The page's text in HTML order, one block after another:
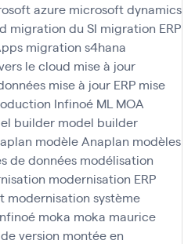
azure microsoft dynamics
migration du SI migration ERP
migration s4hana
le cloud mise à jour
mise à jour ERP mise
Infinoé ML MOA
builder model builder
modèle Anaplan modèles
de données modélisation
modernisation ERP
modernisation système
moka moka maurice
version montée en